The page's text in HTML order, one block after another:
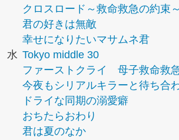
クロスロード～救命救急の約束～
君の好きは無敵
幸せになりたいマサムネ君
水 Tokyo middle 30
ファーストクライ 母子救命救
今夜もシリアルキラーと待ち合
ドライな同期の溺愛癖
おちたらおわり
君は夏のなか